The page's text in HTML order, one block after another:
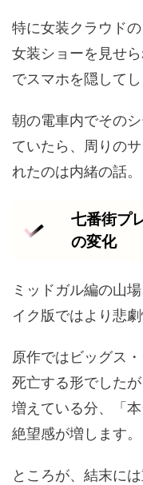
特に女装クラウド
女装ショーを見せ
でスマホを隠してし
朝の電車内でその
ていたら、周りの
れたのは内緒の話。
七番街プ
の変化
ミッドガル編の山
イク版ではより悲
原作ではビッグス
死亡する形でした
増えている分、「
絶望感が増します。
ところが、結末に